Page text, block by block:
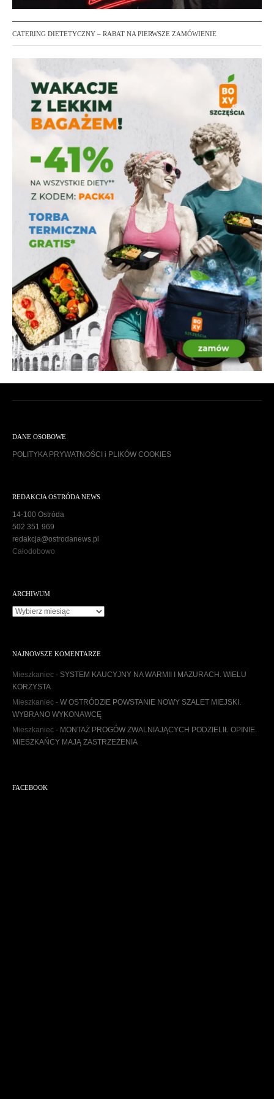
CATERING DIETETYCZNY – RABAT NA PIERWSZE ZAMÓWIENIE
DANE OSOBOWE
POLITYKA PRYWATNOŚCI i PLIKÓW COOKIES
REDAKCJA OSTRÓDA NEWS
14-100 Ostróda
502 351 969
redakcja@ostrodanews.pl
Całodobowo
ARCHIWUM
Archiwum
NAJNOWSZE KOMENTARZE
Mieszkaniec - SYSTEM KAUCYJNY NA WARMII I MAZURACH. WIELU
KORZYSTA
Mieszkaniec - W OSTRÓDZIE POWSTANIE NOWY SZALET MIEJSKI.
WYBRANO WYKONAWCĘ
Mieszkaniec - MONTAŻ PROGÓW ZWALNIAJĄCYCH PODZIELIŁ OPINIE.
MIESZKAŃCY MAJĄ ZASTRZEŻENIA
FACEBOOK